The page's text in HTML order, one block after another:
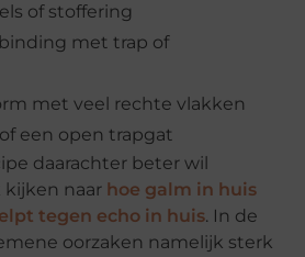
of stoffering
met trap of
met veel rechte vlakken
een open trapgat
daarachter beter wil
kijken naar hoe galm in huis
tegen echo in huis. In de
oorzaken namelijk sterk